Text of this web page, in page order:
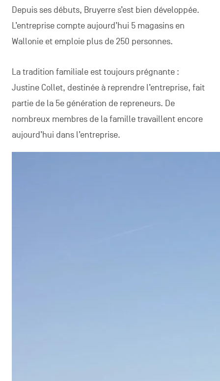
Depuis ses débuts, Bruyerre s’est bien développée.
L’entreprise compte aujourd’hui 5 magasins en
Wallonie et emploie plus de 250 personnes.
La tradition familiale est toujours prégnante :
Justine Collet, destinée à reprendre l’entreprise, fait
partie de la 5e génération de repreneurs. De
nombreux membres de la famille travaillent encore
aujourd’hui dans l’entreprise.